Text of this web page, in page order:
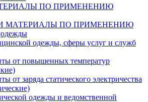
ПО ПРИМЕНЕНИЮ
МАТЕРИАЛЫ ПО ПРИМЕНЕНИЮ
одежды, сферы услуг и служб
от повышенных температур
от заряда статического электричества
одежды и ведомственной